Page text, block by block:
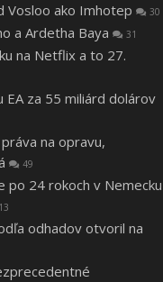
Vosloo ako Imhotep 30
a Ardetha Baya 31
na Netflix a to 27.
EA za 55 miliárd dolárov
na opravu,
49
po 24 rokoch v Nemecku
13
odhadov otvoril na